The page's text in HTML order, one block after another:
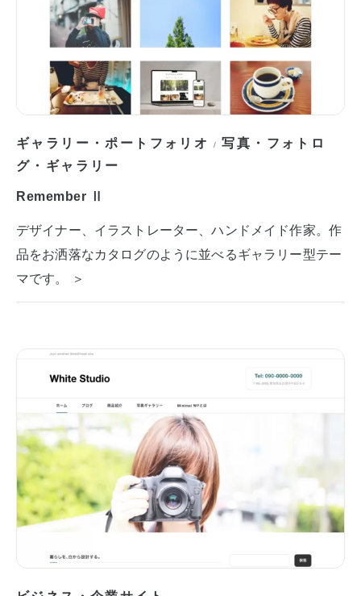
ギャラリー・ポートフォリオ /写真・フォトロ
グ・ギャラリー
Remember Ⅱ
デザイナー、イラストレーター、ハンドメイド作家。作
品をお洒落なカタログのように並べるギャラリー型テー
マです。 ＞